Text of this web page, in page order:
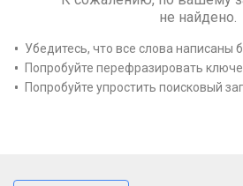
не найдено.
Убедитесь, что все слова написаны
Попробуйте перефразировать
Попробуйте упростить поисковый